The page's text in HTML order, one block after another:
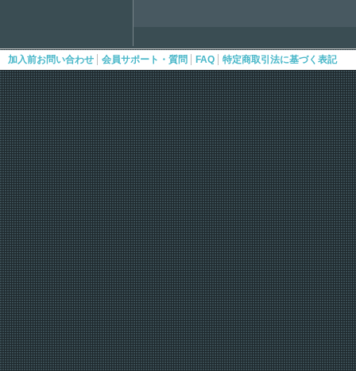
加入前お問い合わせ | 会員サポート・質問 | FAQ | 特定商取引法に基づく表記